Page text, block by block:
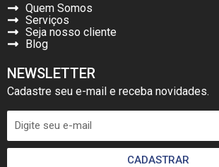
Quem Somos
Serviços
Seja nosso cliente
Blog
NEWSLETTER
Cadastre seu e-mail e receba novidades.
CADASTRAR